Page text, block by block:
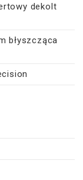
dekolt
błyszcząca